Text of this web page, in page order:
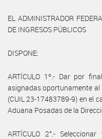
EL ADMINISTRADOR
DE INGRESOS PÚBLICOS
DISPONE:
ARTÍCULO 1º.- Dar por
asignadas oportunamente al
(CUIL 23-17483789-9) en el
Aduana Posadas de la
ARTÍCULO 2°.-